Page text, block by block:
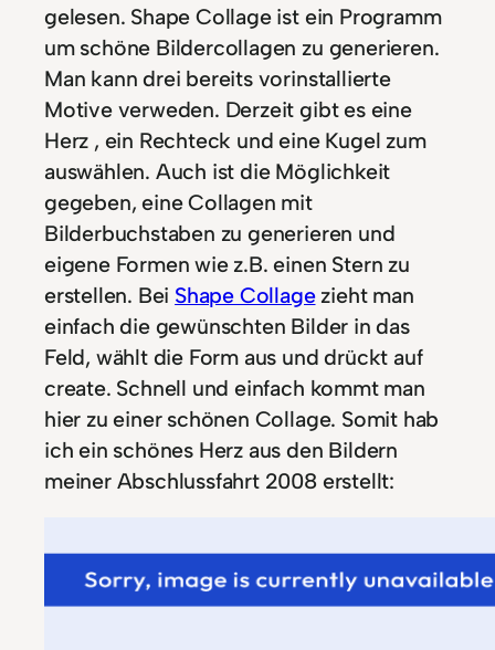
gelesen. Shape Collage ist ein Programm
um schöne Bildercollagen zu generieren.
Man kann drei bereits vorinstallierte
Motive verweden. Derzeit gibt es eine
Herz , ein Rechteck und eine Kugel zum
auswählen. Auch ist die Möglichkeit
gegeben, eine Collagen mit
Bilderbuchstaben zu generieren und
eigene Formen wie z.B. einen Stern zu
erstellen. Bei Shape Collagezieht man
einfach die gewünschten Bilder in das
Feld, wählt die Form aus und drückt auf
create. Schnell und einfach kommt man
hier zu einer schönen Collage. Somit hab
ich ein schönes Herz aus den Bildern
meiner Abschlussfahrt 2008 erstellt: